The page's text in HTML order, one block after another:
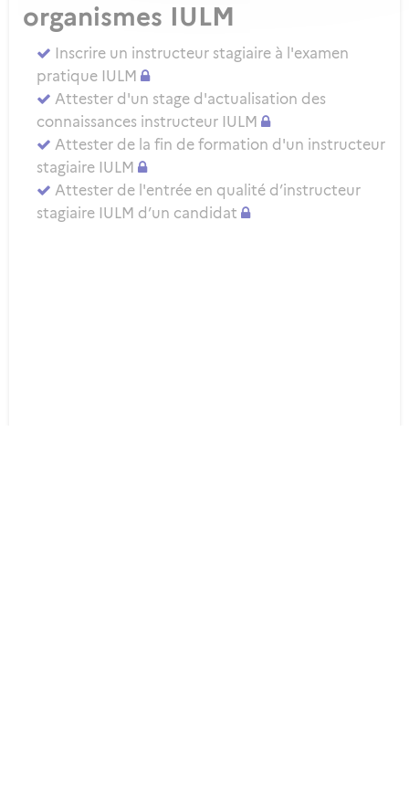
organismes IULM
Inscrire un instructeur stagiaire à l'examen
pratique IULM
Attester d'un stage d'actualisation des
connaissances instructeur IULM
Attester de la fin de formation d'un instructeur
stagiaire IULM
Attester de l'entrée en qualité d’instructeur
stagiaire IULM d’un candidat